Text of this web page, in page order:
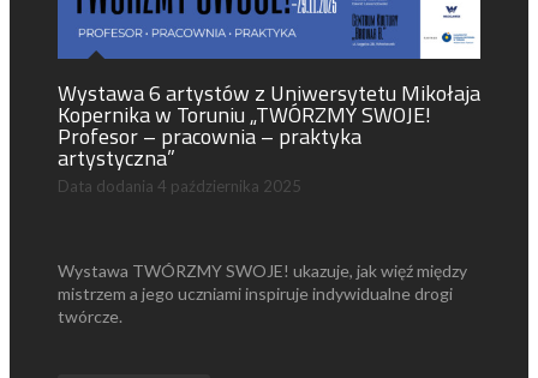
Wystawa 6 artystów z Uniwersytetu Mikołaja
Kopernika w Toruniu „TWÓRZMY SWOJE!
Profesor – pracownia – praktyka
artystyczna”
Data dodania 4 października 2025
Wystawa TWÓRZMY SWOJE! ukazuje, jak więź między
mistrzem a jego uczniami inspiruje indywidualne drogi
twórcze.